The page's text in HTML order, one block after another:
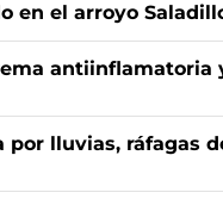
en el arroyo
antiinflamatoria
por lluvias, ráfagas